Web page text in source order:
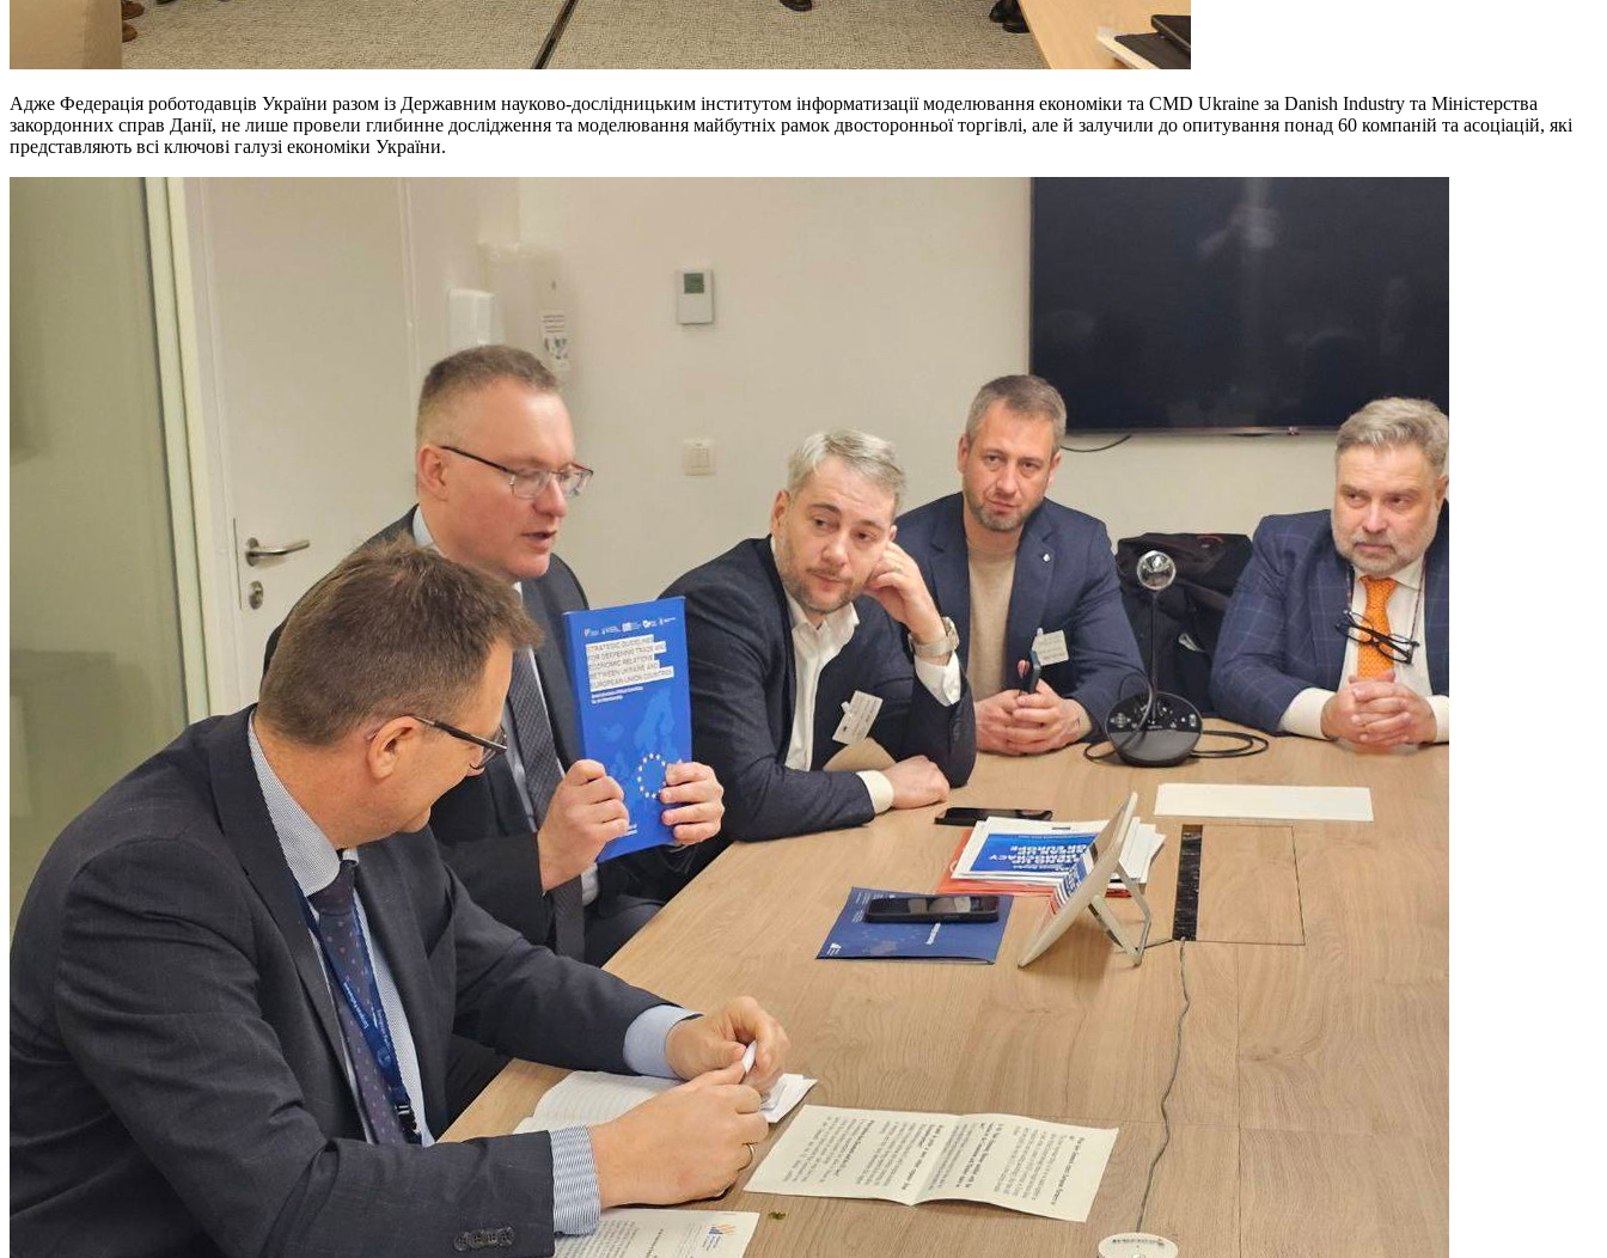
Адже Федерація роботодавців України разом із Державним науково-дослідницьким інститутом інформатизації моделювання економіки та CMD Ukraine за Danish Industry та Міністерства
закордонних справ Данії, не лише провели глибинне дослідження та моделювання майбутніх рамок двосторонньої торгівлі, але й залучили до опитування понад 60 компаній та асоціацій, які
представляють всі ключові галузі економіки України.